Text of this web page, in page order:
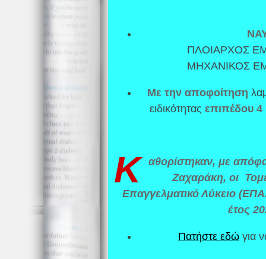
ΠΛΟΙΑΡΧΟΣ
ΜΗΧΑΝΙΚΟΣ
Με την αποφοίτηση
ειδικότητας επιπέδου 4
Κ
αθορίστηκαν, με
Ζαχαράκη, οι
Επαγγελματικό Λύκειο
έτος
Πατήστε εδώ για